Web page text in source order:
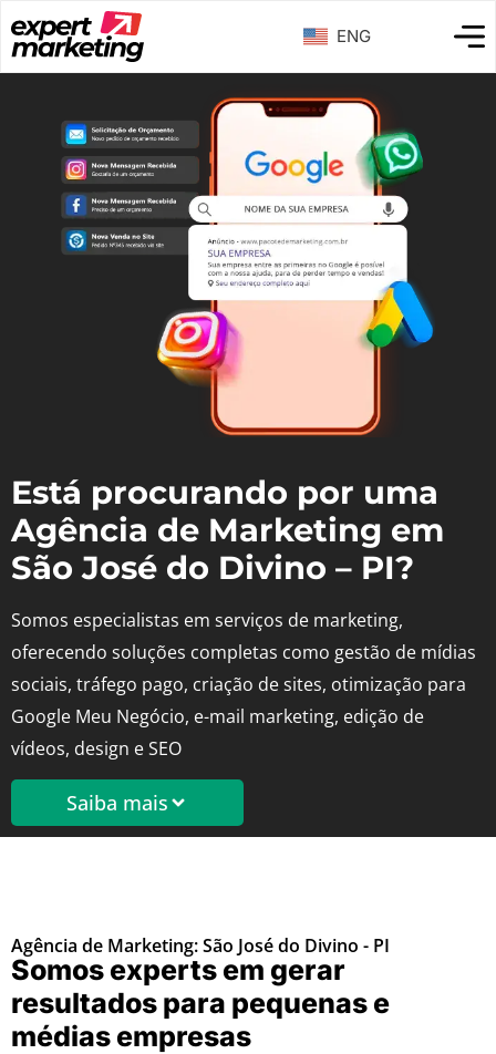
ENG
Está procurando por uma
Agência de Marketing em
São José do Divino – PI?
Somos especialistas em serviços de marketing,
oferecendo soluções completas como gestão de mídias
sociais, tráfego pago, criação de sites, otimização para
Google Meu Negócio, e-mail marketing, edição de
vídeos, design e SEO
Saiba mais
Agência de Marketing: São José do Divino - PI
Somos experts em gerar
resultados para pequenas e
médias empresas